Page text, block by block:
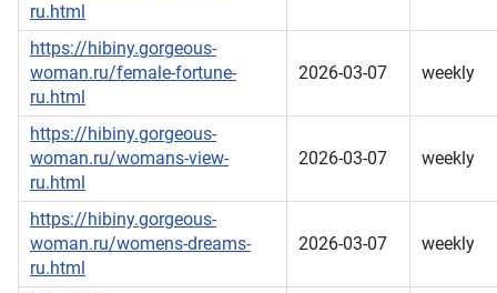
ru.html
https://hibiny.gorgeous-
woman.ru/female-fortune-
ru.html
2026-03-07 weekly
https://hibiny.gorgeous-
woman.ru/womans-view-
ru.html
2026-03-07 weekly
https://hibiny.gorgeous-
woman.ru/womens-dreams-
ru.html
2026-03-07 weekly